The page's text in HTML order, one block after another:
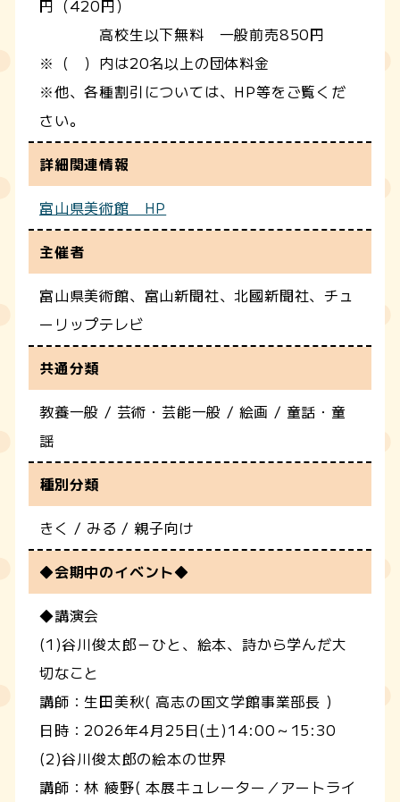
円（420円）
高校生以下無料 一般前売850円
※（ ）内は20名以上の団体料金
※他、各種割引については、HP等をご覧くだ
さい。
詳細関連情報
富山県美術館 HP
主催者
富山県美術館、富山新聞社、北國新聞社、チュ
ーリップテレビ
共通分類
教養一般 / 芸術・芸能一般 / 絵画 / 童話・童
謡
種別分類
きく / みる / 親子向け
◆会期中のイベント◆
◆講演会
(1)谷川俊太郎－ひと、絵本、詩から学んだ大
切なこと
講師：生田美秋( 高志の国文学館事業部長 )
日時：2026年4月25日(土)14:00～15:30
(2)谷川俊太郎の絵本の世界
講師：林 綾野( 本展キュレーター／アートライ